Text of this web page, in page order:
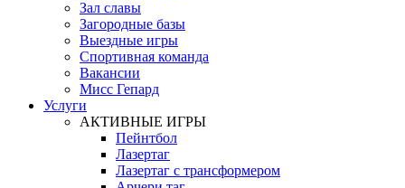
Зал славы
Загородные базы
Выездные игры
Спортивная команда
Вакансии
Мисс Гепард
Услуги
АКТИВНЫЕ ИГРЫ
Пейнтбол
Лазертаг
Лазертаг с трансформером